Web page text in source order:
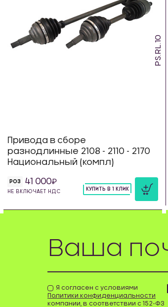
PS.RL.10
Привода в сборе
разнодлинные 2108 - 2110 - 2170
Национальный (компл)
РОЗ 41 000
НЕ ВКЛЮЧАЕТ НДС КУПИТЬ В 1 КЛИК
Я согласен с условиями
Политики конфиденциальности
компании, в соответствии с 152-ФЗ